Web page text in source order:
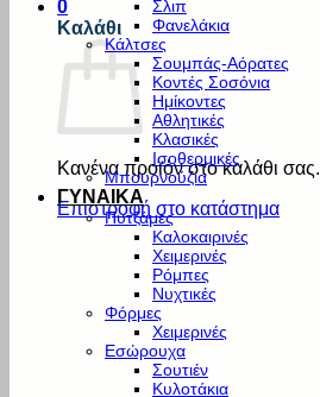
0
Καλάθι
Κανένα προϊόν στο καλάθι σας.
Επιστροφή στο κατάστημα
Σλιπ
Φανελάκια
Κάλτσες
Σουμπάς-Αόρατες
Κοντές Σοσόνια
Ημίκοντες
Αθλητικές
Κλασικές
Ισοθερμικές
Μπουρνούζια
ΓΥΝΑΙΚΑ
Πυτζάμες
Καλοκαιρινές
Χειμερινές
Ρόμπες
Νυχτικές
Φόρμες
Χειμερινές
Εσώρουχα
Σουτιέν
Κυλοτάκια